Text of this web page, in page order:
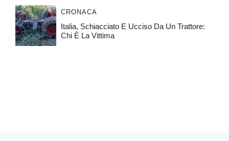
CRONACA
Italia, Schiacciato E Ucciso Da Un Trattore:
Chi È La Vittima